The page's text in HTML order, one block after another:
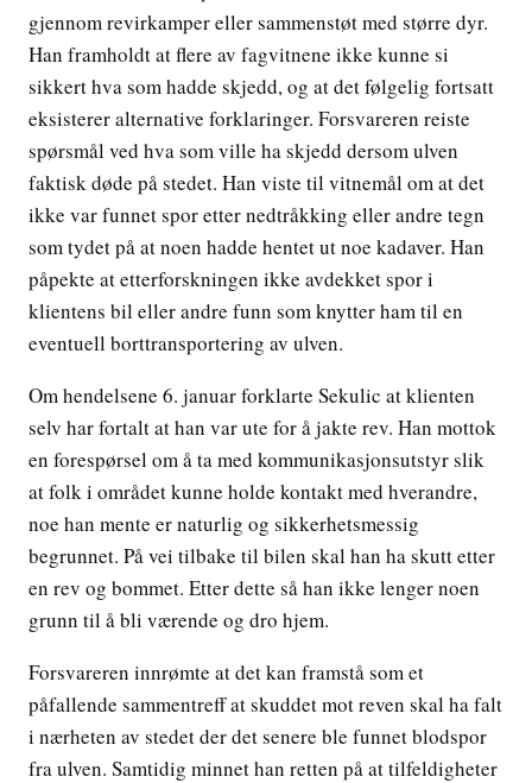
gjennom revirkamper eller sammenstøt med større dyr.
Han framholdt at flere av fagvitnene ikke kunne si
sikkert hva som hadde skjedd, og at det følgelig fortsatt
eksisterer alternative forklaringer. Forsvareren reiste
spørsmål ved hva som ville ha skjedd dersom ulven
faktisk døde på stedet. Han viste til vitnemål om at det
ikke var funnet spor etter nedtråkking eller andre tegn
som tydet på at noen hadde hentet ut noe kadaver. Han
påpekte at etterforskningen ikke avdekket spor i
klientens bil eller andre funn som knytter ham til en
eventuell borttransportering av ulven.
Om hendelsene 6. januar forklarte Sekulic at klienten
selv har fortalt at han var ute for å jakte rev. Han mottok
en forespørsel om å ta med kommunikasjonsutstyr slik
at folk i området kunne holde kontakt med hverandre,
noe han mente er naturlig og sikkerhetsmessig
begrunnet. På vei tilbake til bilen skal han ha skutt etter
en rev og bommet. Etter dette så han ikke lenger noen
grunn til å bli værende og dro hjem.
Forsvareren innrømte at det kan framstå som et
påfallende sammentreff at skuddet mot reven skal ha falt
i nærheten av stedet der det senere ble funnet blodspor
fra ulven. Samtidig minnet han retten på at tilfeldigheter